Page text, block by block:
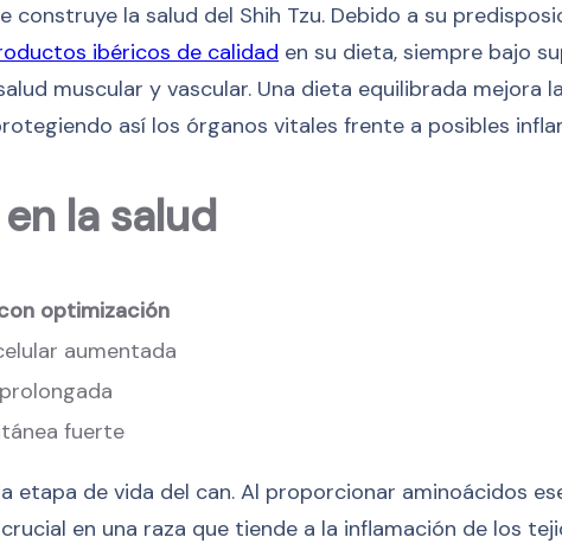
construye la salud del Shih Tzu. Debido a su
ibéricos de calidad en su dieta, siempre bajo
muscular y vascular. Una dieta equilibrada mejora
así los órganos vitales frente a posibles
la salud
optimización
aumentada
fuerte
etapa de vida del can. Al proporcionar aminoácidos
en una raza que tiende a la inflamación de los